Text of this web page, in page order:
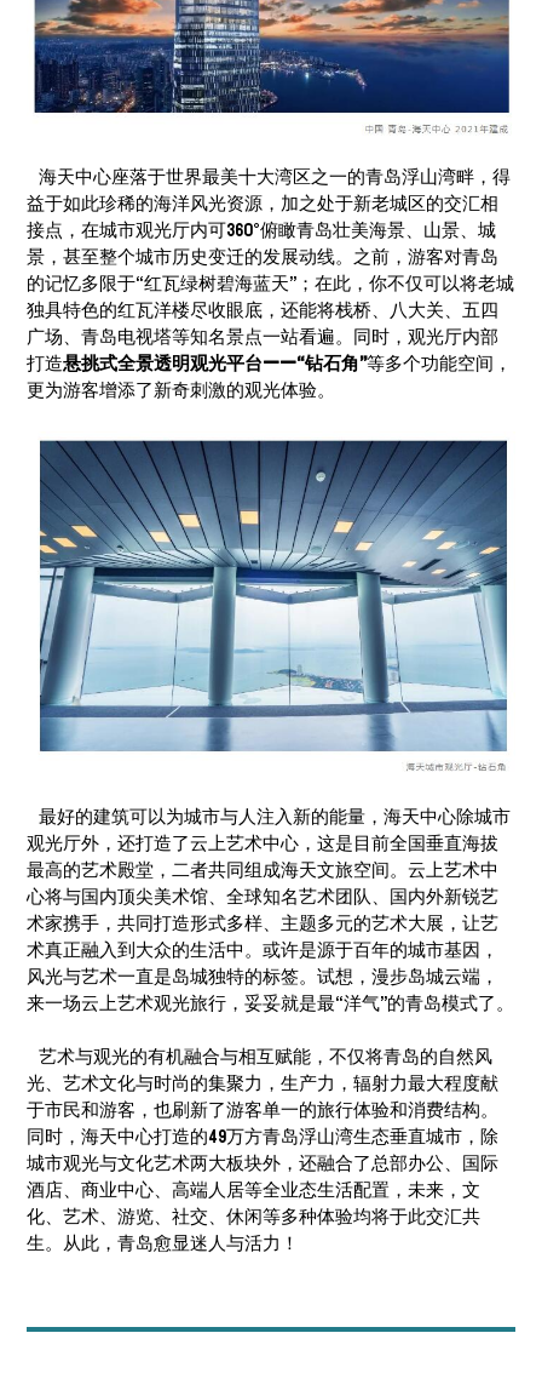
海天中心座落于世界最美十大湾区之一的青岛浮山湾畔，得
益于如此珍稀的海洋风光资源，加之处于新老城区的交汇相
接点，在城市观光厅内可360°俯瞰青岛壮美海景、山景、城
景，甚至整个城市历史变迁的发展动线。之前，游客对青岛
的记忆多限于“红瓦绿树碧海蓝天”；在此，你不仅可以将老城
独具特色的红瓦洋楼尽收眼底，还能将栈桥、八大关、五四
广场、青岛电视塔等知名景点一站看遍。同时，观光厅内部
打造悬挑式全景透明观光平台——“钻石角”等多个功能空间，
更为游客增添了新奇刺激的观光体验。
最好的建筑可以为城市与人注入新的能量，海天中心除城市
观光厅外，还打造了云上艺术中心，这是目前全国垂直海拔
最高的艺术殿堂，二者共同组成海天文旅空间。云上艺术中
心将与国内顶尖美术馆、全球知名艺术团队、国内外新锐艺
术家携手，共同打造形式多样、主题多元的艺术大展，让艺
术真正融入到大众的生活中。或许是源于百年的城市基因，
风光与艺术一直是岛城独特的标签。试想，漫步岛城云端，
来一场云上艺术观光旅行，妥妥就是最“洋气”的青岛模式了。
艺术与观光的有机融合与相互赋能，不仅将青岛的自然风
光、艺术文化与时尚的集聚力，生产力，辐射力最大程度献
于市民和游客，也刷新了游客单一的旅行体验和消费结构。
同时，海天中心打造的49万方青岛浮山湾生态垂直城市，除
城市观光与文化艺术两大板块外，还融合了总部办公、国际
酒店、商业中心、高端人居等全业态生活配置，未来，文
化、艺术、游览、社交、休闲等多种体验均将于此交汇共
生。从此，青岛愈显迷人与活力！